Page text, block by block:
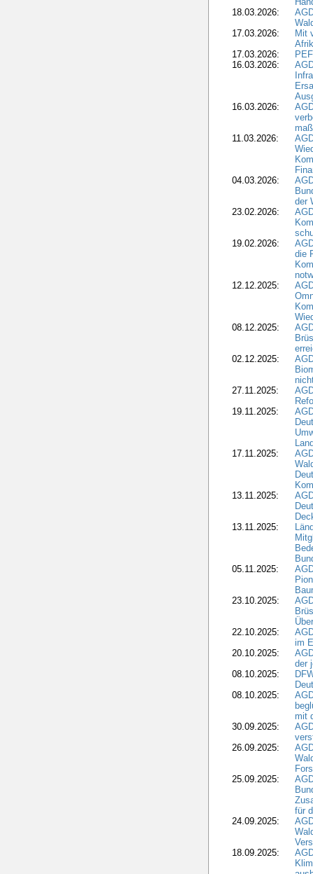
18.03.2026:
17.03.2026:
Mit
17.03.2026:
16.03.2026:
16.03.2026:
11.03.2026:
04.03.2026:
der
23.02.2026:
19.02.2026:
die
12.12.2025:
08.12.2025:
02.12.2025:
27.11.2025:
19.11.2025:
17.11.2025:
13.11.2025:
13.11.2025:
05.11.2025:
23.10.2025:
22.10.2025:
im
20.10.2025:
der
08.10.2025:
08.10.2025:
mit
30.09.2025:
26.09.2025:
25.09.2025:
für
24.09.2025:
18.09.2025: